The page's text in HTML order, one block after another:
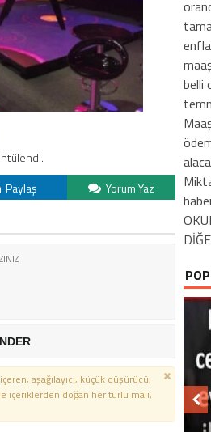
Paylaş Yorum Yaz
aşağılayıcı, küçük düşürücü,
içeriklerden doğan her türlü mali,
belli